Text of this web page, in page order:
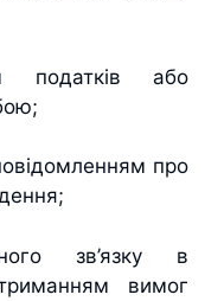
податків або
про
зв’язку в
вимог